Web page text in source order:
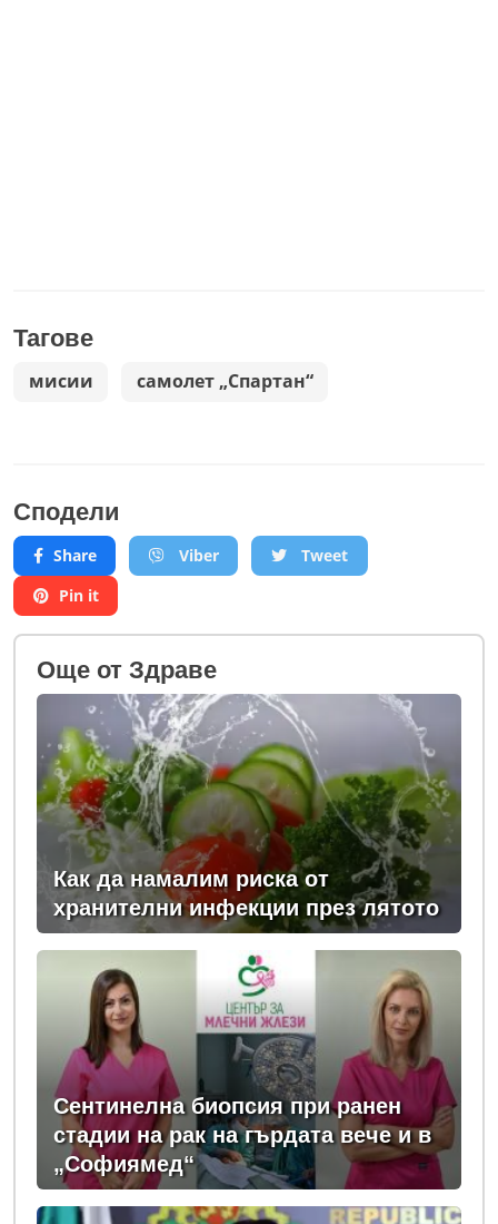
Тагове
мисии самолет „Спартан“
Сподели
Share Viber
Tweet
Pin it
Oще от Здраве
Как да намалим риска от
хранителни инфекции през лятото
Сентинелна биопсия при ранен
стадии на рак на гърдата вече и в
„Софиямед“